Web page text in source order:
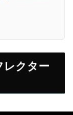
レクター